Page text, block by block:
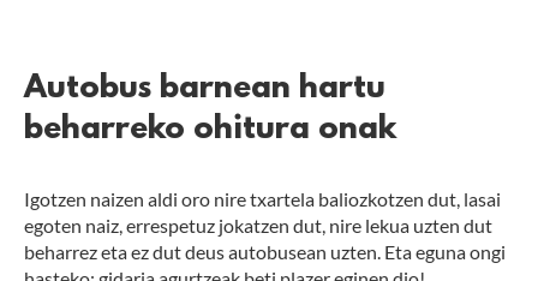
Autobus barnean hartu
beharreko ohitura onak
Igotzen naizen aldi oro nire txartela baliozkotzen dut, lasai
egoten naiz, errespetuz jokatzen dut, nire lekua uzten dut
beharrez eta ez dut deus autobusean uzten. Eta eguna ongi